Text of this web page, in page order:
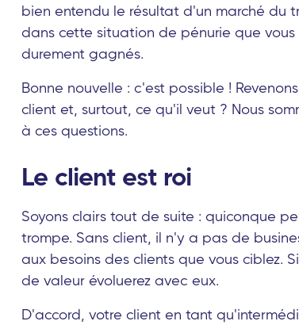
bien entendu le résultat d'un marché du
dans cette situation de pénurie que
durement gagnés.
Bonne nouvelle : c'est possible !
client et, surtout, ce qu'il veut ? Nous
à ces questions.
Le client est roi
Soyons clairs tout de suite : quiconque
trompe. Sans client, il n'y a pas de
aux besoins des clients que vous ciblez.
de valeur évoluerez avec eux.
D'accord, votre client en tant